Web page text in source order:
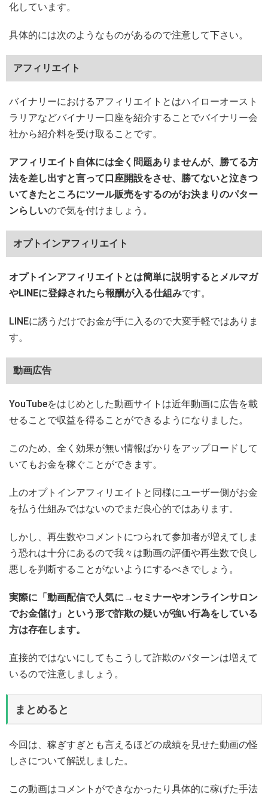
化しています。
具体的には次のようなものがあるので注意して下さい。
アフィリエイト
バイナリーにおけるアフィリエイトとはハイローオースト
ラリアなどバイナリー口座を紹介することでバイナリー会
社から紹介料を受け取ることです。
アフィリエイト自体には全く問題ありませんが、勝てる方
法を差し出すと言って口座開設をさせ、勝てないと泣きつ
いてきたところにツール販売をするのがお決まりのパター
ンらしいので気を付けましょう。
オプトインアフィリエイト
オプトインアフィリエイトとは簡単に説明するとメルマガ
やLINEに登録されたら報酬が入る仕組みです。
LINEに誘うだけでお金が手に入るので大変手軽ではありま
す。
動画広告
YouTubeをはじめとした動画サイトは近年動画に広告を載
せることで収益を得ることができるようになりました。
このため、全く効果が無い情報ばかりをアップロードして
いてもお金を稼ぐことができます。
上のオプトインアフィリエイトと同様にユーザー側がお金
を払う仕組みではないのでまだ良心的ではあります。
しかし、再生数やコメントにつられて参加者が増えてしま
う恐れは十分にあるので我々は動画の評価や再生数で良し
悪しを判断することがないようにするべきでしょう。
実際に「動画配信で人気に→セミナーやオンラインサロン
でお金儲け」という形で詐欺の疑いが強い行為をしている
方は存在します。
直接的ではないにしてもこうして詐欺のパターンは増えて
いるので注意しましょう。
まとめると
今回は、稼ぎすぎとも言えるほどの成績を見せた動画の怪
しさについて解説しました。
この動画はコメントができなかったり具体的に稼げた手法